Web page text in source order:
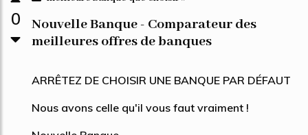
0
Nouvelle Banque - Comparateur des
meilleures offres de banques
ARRÊTEZ DE CHOISIR UNE BANQUE PAR DÉFAUT
Nous avons celle qu'il vous faut vraiment !